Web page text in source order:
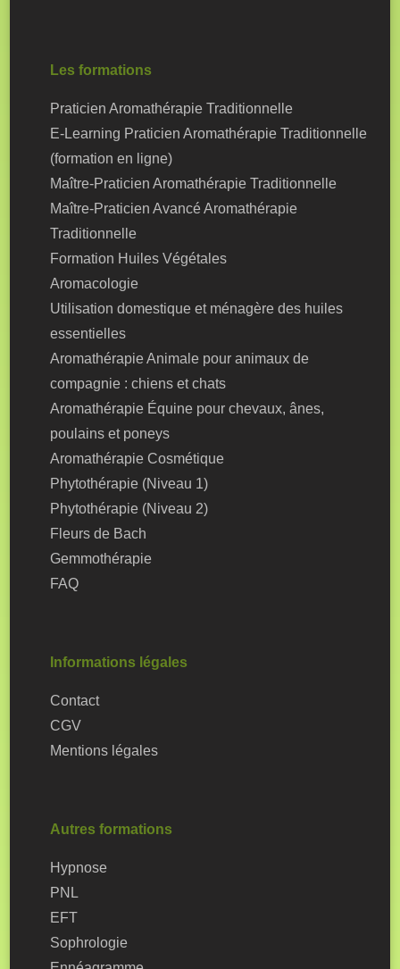
Les formations
Praticien Aromathérapie Traditionnelle
E-Learning Praticien Aromathérapie Traditionnelle
(formation en ligne)
Maître-Praticien Aromathérapie Traditionnelle
Maître-Praticien Avancé Aromathérapie
Traditionnelle
Formation Huiles Végétales
Aromacologie
Utilisation domestique et ménagère des huiles
essentielles
Aromathérapie Animale pour animaux de
compagnie : chiens et chats
Aromathérapie Équine pour chevaux, ânes,
poulains et poneys
Aromathérapie Cosmétique
Phytothérapie (Niveau 1)
Phytothérapie (Niveau 2)
Fleurs de Bach
Gemmothérapie
FAQ
Informations légales
Contact
CGV
Mentions légales
Autres formations
Hypnose
PNL
EFT
Sophrologie